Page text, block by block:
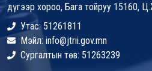
дүгээр хороо, Бага тойруу 15160,
Утас: 51261811
Мэйл: info@jtrii.gov.mn
Сургалтын төв: 51263239